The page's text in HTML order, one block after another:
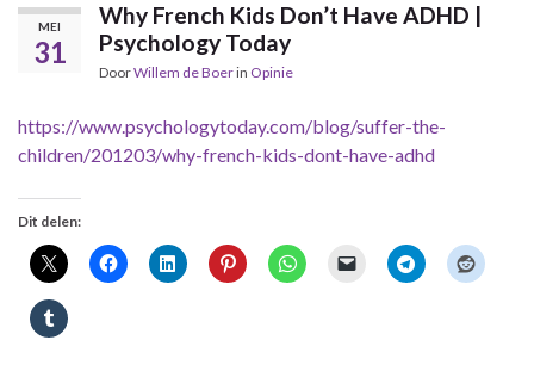
MEI
31
Why French Kids Don’t Have ADHD |
Psychology Today
DoorWillem de Boerin Opinie
https://www.psychologytoday.com/blog/suffer-the-
children/201203/why-french-kids-dont-have-adhd
Dit delen: